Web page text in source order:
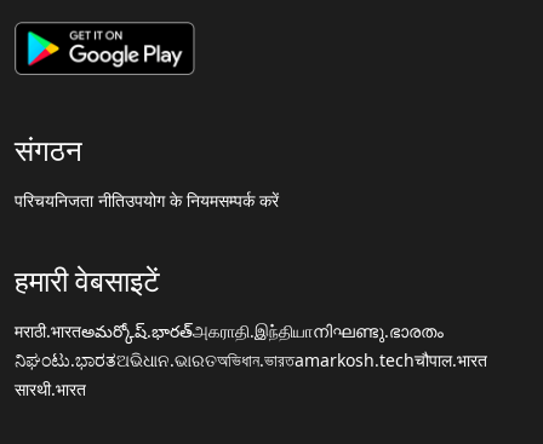
संगठन
परिचयनिजता नीतिउपयोग के नियमसम्पर्क करें
हमारी वेबसाइटें
मराठी.भारतఅమర్కోష్.భారత్அகராதி.இந்தியாനിഘണ്ടു.ഭാരതം
ನಿಘಂಟು.ಭಾರತଅଭିଧାନ.ଭାରତঅভিধান.ভারতamarkosh.techचौपाल.भारत
सारथी.भारत